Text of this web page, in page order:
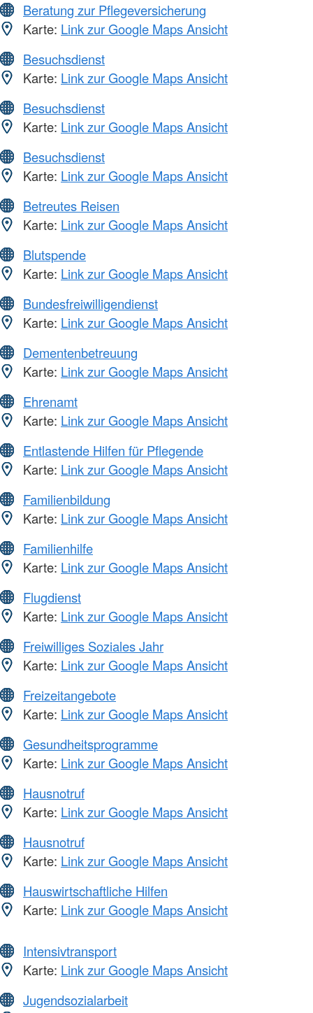
Beratung zur Pflegeversicherung
Karte: Link zur Google Maps Ansicht
Besuchsdienst
Karte: Link zur Google Maps Ansicht
Besuchsdienst
Karte: Link zur Google Maps Ansicht
Besuchsdienst
Karte: Link zur Google Maps Ansicht
Betreutes Reisen
Karte: Link zur Google Maps Ansicht
Blutspende
Karte: Link zur Google Maps Ansicht
Bundesfreiwilligendienst
Karte: Link zur Google Maps Ansicht
Dementenbetreuung
Karte: Link zur Google Maps Ansicht
Ehrenamt
Karte: Link zur Google Maps Ansicht
Entlastende Hilfen für Pflegende
Karte: Link zur Google Maps Ansicht
Familienbildung
Karte: Link zur Google Maps Ansicht
Familienhilfe
Karte: Link zur Google Maps Ansicht
Flugdienst
Karte: Link zur Google Maps Ansicht
Freiwilliges Soziales Jahr
Karte: Link zur Google Maps Ansicht
Freizeitangebote
Karte: Link zur Google Maps Ansicht
Gesundheitsprogramme
Karte: Link zur Google Maps Ansicht
Hausnotruf
Karte: Link zur Google Maps Ansicht
Hausnotruf
Karte: Link zur Google Maps Ansicht
Hauswirtschaftliche Hilfen
Karte: Link zur Google Maps Ansicht
Intensivtransport
Karte: Link zur Google Maps Ansicht
Jugendsozialarbeit